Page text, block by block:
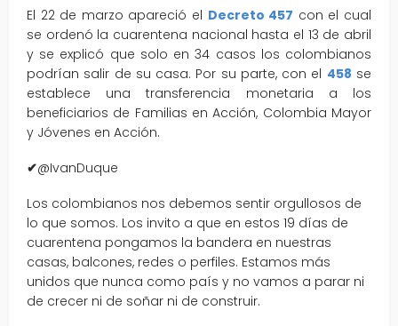
El 22 de marzo apareció el Decreto 457 con el cual
se ordenó la cuarentena nacional hasta el 13 de abril
y se explicó que solo en 34 casos los colombianos
podrían salir de su casa. Por su parte, con el 458 se
establece una transferencia monetaria a los
beneficiarios de Familias en Acción, Colombia Mayor
y Jóvenes en Acción.
✔@IvanDuque
Los colombianos nos debemos sentir orgullosos de
lo que somos. Los invito a que en estos 19 días de
cuarentena pongamos la bandera en nuestras
casas, balcones, redes o perfiles. Estamos más
unidos que nunca como país y no vamos a parar ni
de crecer ni de soñar ni de construir.